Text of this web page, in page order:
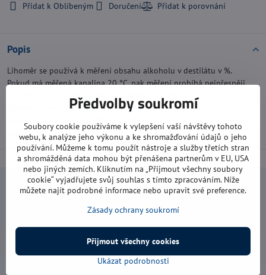
Přidat k Oblíbeným Doručení
Popis
Lihoměr se používá k měření obsahu alkoholu v destilátu v %.
Pokud má měřená kapalina 20 °C, pak měření probíhá nejpřesněji.
Lihoměr s teploměrem smí být používán do teploty max. 35 °C a
skladován do max. 40 °C.
vodou.
Navštivte nás
pondělí: 8:00 - 16:00
úterý: 8:00 - 17:00
Předvolby soukromí
Soubory cookie používáme k vylepšení vaší návštěvy tohoto
webu, k analýze jeho výkonu a ke shromažďování údajů o jeho
používání. Můžeme k tomu použít nástroje a služby třetích stran
a shromážděná data mohou být přenášena partnerům v EU, USA
nebo jiných zemích. Kliknutím na „Přijmout všechny soubory
cookie“ vyjadřujete svůj souhlas s tímto zpracováním. Níže
můžete najít podrobné informace nebo upravit své preference.
Zásady ochrany soukromí
Ukázat podrobnosti
Přijmout všechny cookies